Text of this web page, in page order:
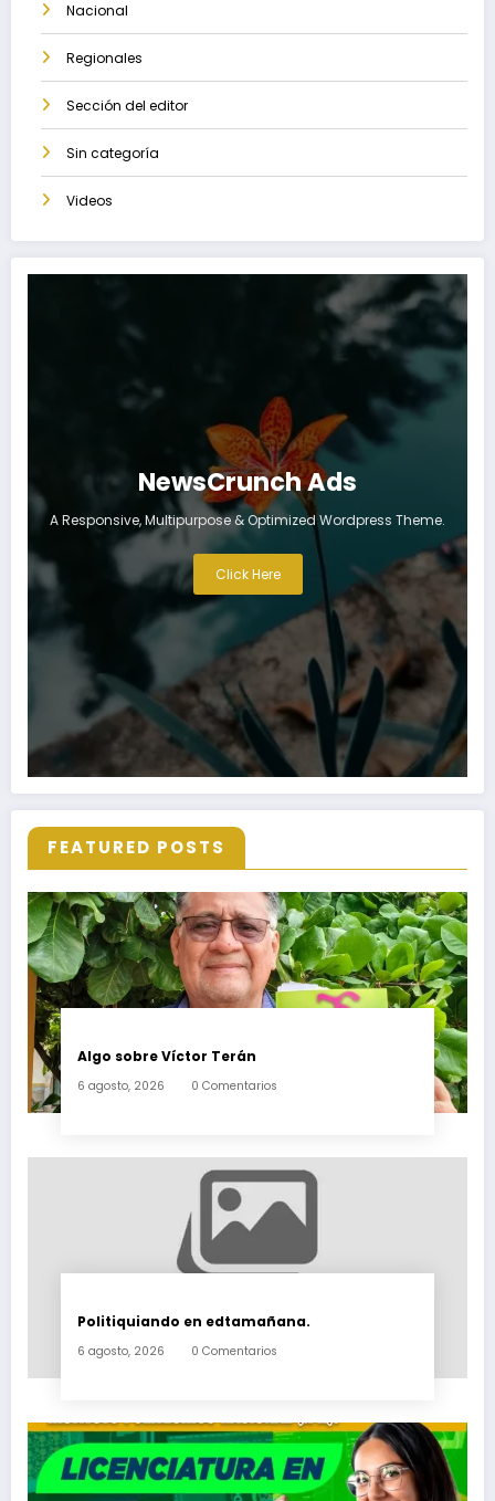
Nacional
Regionales
Sección del editor
Sin categoría
Videos
NewsCrunch Ads
A Responsive, Multipurpose & Optimized Wordpress Theme.
Click Here
FEATURED POSTS
Algo sobre Víctor Terán
6 agosto, 2026 0 Comentarios
Politiquiando en edtamañana.
6 agosto, 2026 0 Comentarios